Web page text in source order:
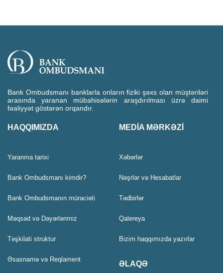
Bank Ombudsmanı banklarla onların fiziki şəxs olan müştəriləri
arasında yaranan mübahisələrin araşdırılması üzrə daimi
fəaliyyət göstərən orqandır.
HAQQIMIZDA
Yaranma tarixi
Bank Ombudsmanı kimdir?
Bank Ombudsmanın müraciəti
Məqsəd və Dəyərlərimiz
Təşkilati struktur
Əsasnamə və Reqlament
MEDİA MƏRKƏZİ
Xəbərlər
Nəşrlər və Hesabatlar
Tədbirlər
Qalereya
Bizim haqqımızda yazırlar
ƏLAQƏ